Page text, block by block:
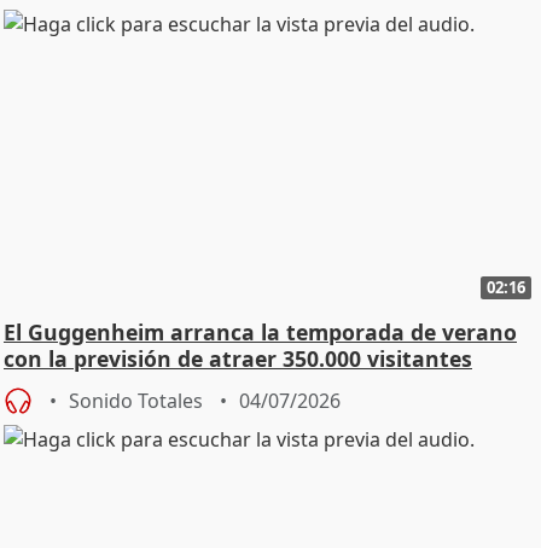
02:16
El Guggenheim arranca la temporada de verano
con la previsión de atraer 350.000 visitantes
Sonido Totales 04/07/2026